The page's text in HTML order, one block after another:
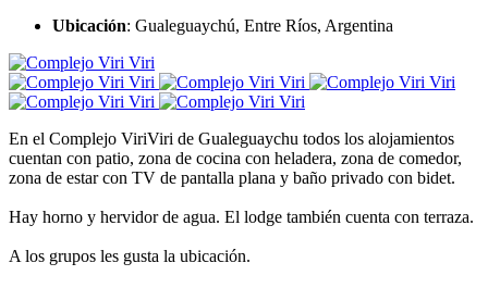
Ubicación: Gualeguaychú, Entre Ríos, Argentina
En el Complejo ViriViri de Gualeguaychu todos los alojamientos
cuentan con patio, zona de cocina con heladera, zona de comedor,
zona de estar con TV de pantalla plana y baño privado con bidet.
Hay horno y hervidor de agua. El lodge también cuenta con terraza.
A los grupos les gusta la ubicación.